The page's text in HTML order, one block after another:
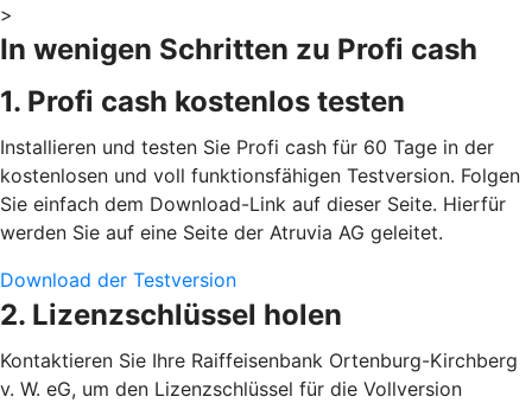
>
In wenigen Schritten zu Profi cash
1. Profi cash kostenlos testen
Installieren und testen Sie Profi cash für 60 Tage in der
kostenlosen und voll funktionsfähigen Testversion. Folgen
Sie einfach dem Download-Link auf dieser Seite. Hierfür
werden Sie auf eine Seite der Atruvia AG geleitet.
Download der Testversion
2. Lizenzschlüssel holen
Kontaktieren Sie Ihre Raiffeisenbank Ortenburg-Kirchberg
v. W. eG, um den Lizenzschlüssel für die Vollversion